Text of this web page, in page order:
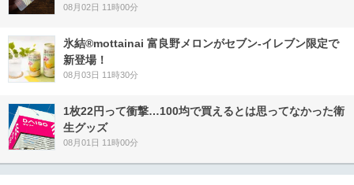
08月02日 11時00分
氷結®mottainai 富良野メロンがセブン‐イレブン限定で
新登場！
08月03日 11時30分
1枚22円って衝撃…100均で買えるとは思ってなかった衛
生グッズ
08月01日 11時00分